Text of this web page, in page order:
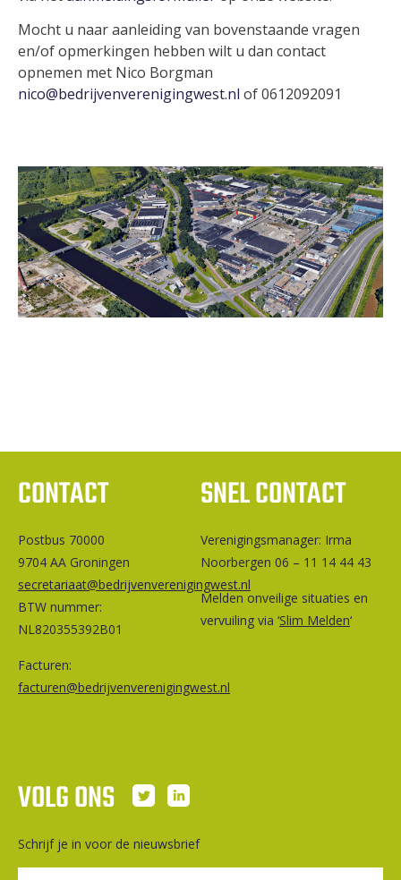
Mocht u naar aanleiding van bovenstaande vragen
en/of opmerkingen hebben wilt u dan contact
opnemen met Nico Borgman
nico@bedrijvenverenigingwest.nl of 0612092091
CONTACT
Postbus 70000
9704 AA Groningen
secretariaat@bedrijvenverenigingwest.nl
BTW nummer:
NL820355392B01
Facturen:
facturen@bedrijvenverenigingwest.nl
SNEL CONTACT
Ver­e­ni­gings­ma­na­ger: Irma
Noorbergen 06 – 11 14 44 43
Melden onveilige situaties en
vervuiling via ‘Slim Melden‘
VOLG ONS
Schrijf je in voor de nieuwsbrief